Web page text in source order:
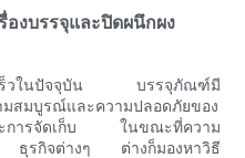
งบรรจุและปิดผนึกผง
ดเร็วในปัจจุบัน บรรจุภัณฑ์มี
สมบูรณ์และความปลอดภัยของ
ะการจัดเก็บ ในขณะที่ความ
ธุรกิจต่างๆ ต่างก็มองหาวิธี